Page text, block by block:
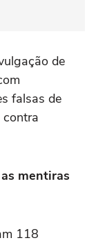
de
falsas de
contra
mentiras
118